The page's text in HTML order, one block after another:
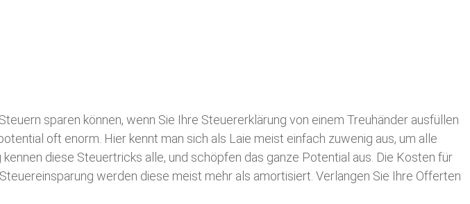
sparen können, wenn Sie Ihre Steuererklärung von einem Treuhänder ausfüllen
oft enorm. Hier kennt man sich als Laie meist einfach zuwenig aus, um alle
kennen diese Steuertricks alle, und schöpfen das ganze Potential aus. Die Kosten für
werden diese meist mehr als amortisiert. Verlangen Sie Ihre Offerten